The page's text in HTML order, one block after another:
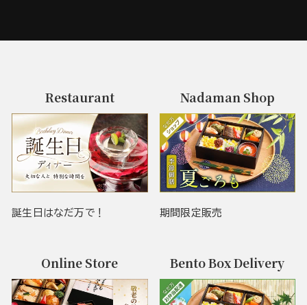
Restaurant
誕生日はなだ万で！
Nadaman Shop
期間限定販売
Online Store Bento Box Delivery